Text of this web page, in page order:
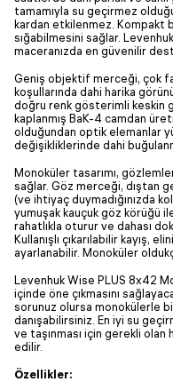
tamamıyla su geçirmez
kardan etkilenmez. Kompakt
sığabilmesini sağlar.
maceranızda en güvenilir
Geniş objektif merceği, çok
koşullarında dahi harika
doğru renk gösterimli keskin
kaplanmış BaK-4 camdan
olduğundan optik elemanlar
değişikliklerinde dahi
Monoküler tasarımı,
sağlar. Göz merceği, dıştan
(ve ihtiyaç duymadığınızda
yumuşak kauçuk göz körüğü
rahatlıkla oturur ve dahası
Kullanışlı çıkarılabilir kayış,
ayarlanabilir. Monoküler
Levenhuk Wise PLUS 8x42
içinde öne çıkmasını
sorunuz olursa monokülerle
danışabilirsiniz. En iyi su
ve taşınması için gerekli
edilir.
Özellikler: